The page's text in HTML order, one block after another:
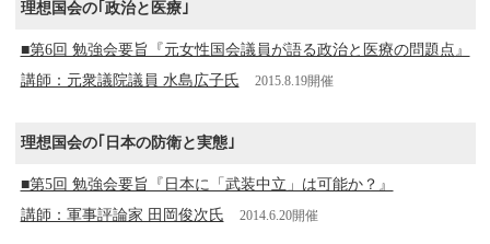
理想国会の｢政治と医療｣
■第6回 勉強会要旨『元女性国会議員が語る政治と医療の問題点』
講師：元衆議院議員 水島広子氏
2015.8.19開催
理想国会の｢日本の防衛と実態｣
■第5回 勉強会要旨『日本に「武装中立」は可能か？』
講師：軍事評論家 田岡俊次氏
2014.6.20開催